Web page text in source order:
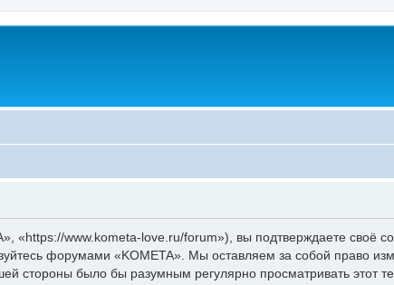
www.kometa-love.ru/forum»), вы подтверждаете своё
форумами «KOMETA». Мы оставляем за собой право
стороны было бы разумным регулярно просматривать этот